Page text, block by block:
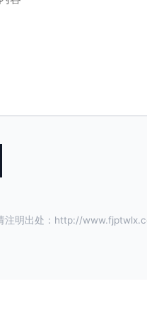
注明出处：http://